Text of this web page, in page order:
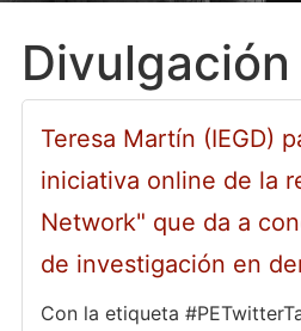
Divulgación
Teresa Martín (IEGD)
iniciativa online de la
Network" que da a
de investigación en
Con la etiqueta